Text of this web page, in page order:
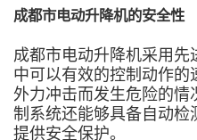
成都市电动升降机的安全性
成都市电动升降机采用
中可以有效的控制动作
外力冲击而发生危险的
制系统还能够具备自动
提供安全保护。